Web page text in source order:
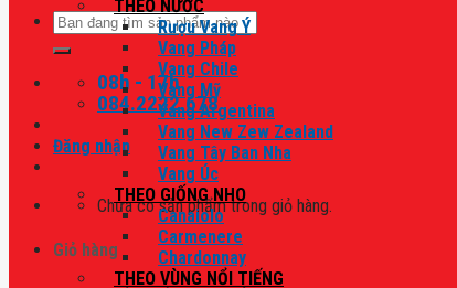
Tìm
kiếm:
08h - 17h
084.2222.678
Đăng nhập
Chưa có sản phẩm trong giỏ hàng.
Giỏ hàng
THEO NƯỚC
Rượu Vang Ý
Vang Pháp
Vang Chile
Vang Mỹ
Vang Argentina
Vang New Zew Zealand
Vang Tây Ban Nha
Vang Úc
THEO GIỐNG NHO
Canaiolo
Carmenere
Chardonnay
THEO VÙNG NỔI TIẾNG